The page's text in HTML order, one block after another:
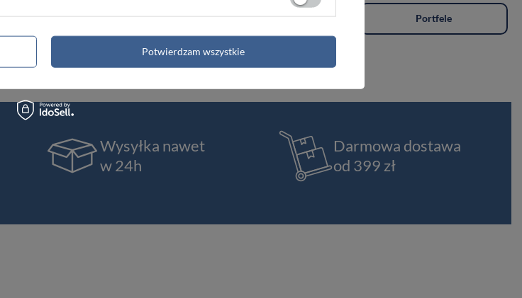
Portfele
Wysyłka nawet
w 24h
Darmowa dostawa
od 399 zł
Potwierdzam wszystkie